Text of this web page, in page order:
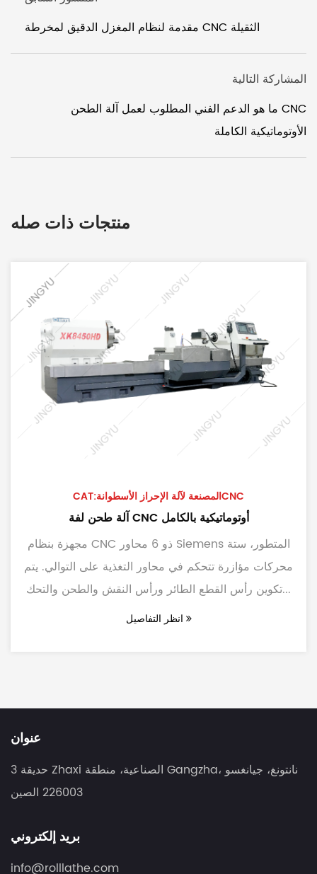
مقدمة لنظام المغزل الدقيق لمخرطة CNC الثقيلة
المشاركة التالية
ما هو الدعم الفني المطلوب لعمل آلة الطحن CNC
الأوتوماتيكية الكاملة
منتجات ذات صله
CAT:المصنعة لآلة الإحراز الأسطوانةCNC
آلة طحن لفة CNC أوتوماتيكية بالكامل
مجهزة بنظام CNC ذو 6 محاور Siemens المتطور، ستة
محركات مؤازرة تتحكم في محاور التغذية على التوالي. يتم
تكوين رأس القطع الطائر ورأس النقش والطحن والتحك...
عنوان
3 حديقة Zhaxi الصناعية، منطقة Gangzha، نانتونغ، جيانغسو
226003 الصين
بريد إلكتروني
info@rolllathe.com